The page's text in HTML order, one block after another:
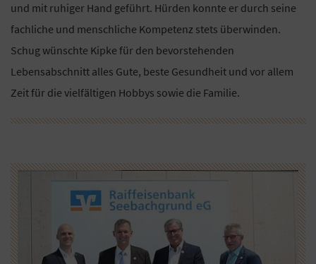
und mit ruhiger Hand geführt. Hürden konnte er durch seine
fachliche und menschliche Kompetenz stets überwinden.
Schug wünschte Kipke für den bevorstehenden
Lebensabschnitt alles Gute, beste Gesundheit und vor allem
Zeit für die vielfältigen Hobbys sowie die Familie.